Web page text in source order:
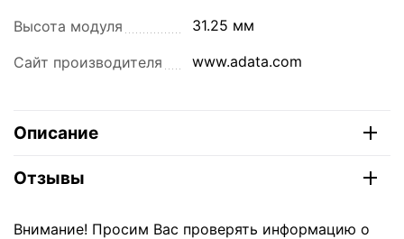
Высота модуля 31.25 мм
Сайт производителя www.adata.com
Описание
Отзывы
Внимание! Просим Вас проверять информацию о